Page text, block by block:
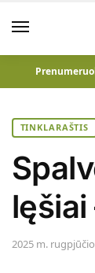
TINKLARAŠTIS
2025 m.